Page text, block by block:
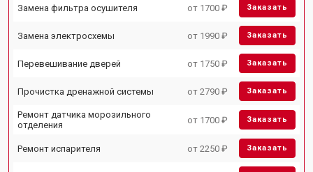
Замена фильтра осушителя от 1700 ₽ Заказать
Замена электросхемы от 1990 ₽ Заказать
Перевешивание дверей от 1750 ₽ Заказать
Прочистка дренажной системы от 2790 ₽ Заказать
Ремонт датчика морозильного
отделения
от 1700 ₽ Заказать
Ремонт испарителя от 2250 ₽ Заказать